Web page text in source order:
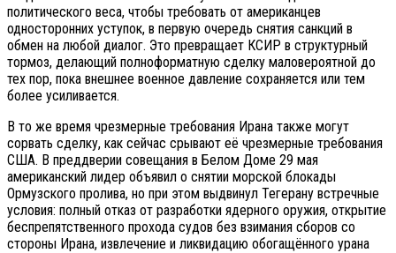
политического веса, чтобы требовать от американцев
односторонних уступок, в первую очередь снятия санкций в
обмен на любой диалог. Это превращает КСИР в структурный
тормоз, делающий полноформатную сделку маловероятной до
тех пор, пока внешнее военное давление сохраняется или тем
более усиливается.
В то же время чрезмерные требования Ирана также могут
сорвать сделку, как сейчас срывают её чрезмерные требования
США. В преддверии совещания в Белом Доме 29 мая
американский лидер объявил о снятии морской блокады
Ормузского пролива, но при этом выдвинул Тегерану встречные
условия: полный отказ от разработки ядерного оружия, открытие
беспрепятственного прохода судов без взимания сборов со
стороны Ирана, извлечение и ликвидацию обогащённого урана